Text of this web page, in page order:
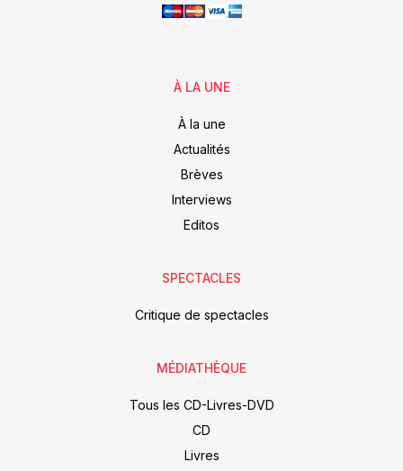
À LA UNE
À la une
Actualités
Brèves
Interviews
Editos
SPECTACLES
Critique de spectacles
MÉDIATHÈQUE
Tous les CD-Livres-DVD
CD
Livres